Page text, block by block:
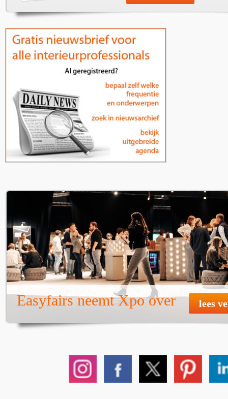
Easyfairs neemt Xpo over lees